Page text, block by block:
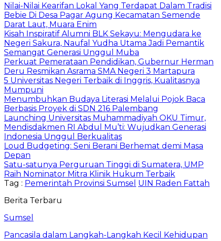
Nilai-Nilai Kearifan Lokal Yang Terdapat Dalam Tradisi
Bebie Di Desa Pagar Agung Kecamatan Semende
Darat Laut, Muara Enim
Kisah Inspiratif Alumni BLK Sekayu: Mengudara ke
Negeri Sakura, Naufal Yudha Utama Jadi Pemantik
Semangat Generasi Unggul Muba
Perkuat Pemerataan Pendidikan, Gubernur Herman
Deru Resmikan Asrama SMA Negeri 3 Martapura
5 Universitas Negeri Terbaik di Inggris, Kualitasnya
Mumpuni
Menumbuhkan Budaya Literasi Melalui Pojok Baca
Berbasis Proyek di SDN 216 Palembang
Launching Universitas Muhammadiyah OKU Timur,
Mendisdakmen RI Abdul Mu’ti: Wujudkan Generasi
Indonesia Unggul Berkualitas
Loud Budgeting: Seni Berani Berhemat demi Masa
Depan
Satu-satunya Perguruan Tinggi di Sumatera, UMP
Raih Nominator Mitra Klinik Hukum Terbaik
Tag : Pemerintah Provinsi Sumsel UIN Raden Fattah
Berita Terbaru
Sumsel
Pancasila dalam Langkah-Langkah Kecil Kehidupan